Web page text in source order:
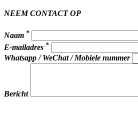
NEEM CONTACT OP
Naam *
E-mailadres *
Whatsapp / WeChat / Mobiele nummer
Bericht